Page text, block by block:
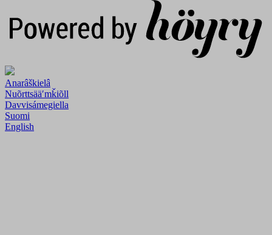
Anarâškielâ
Nuõrttsääʹmǩiõll
Davvisámegiella
Suomi
English